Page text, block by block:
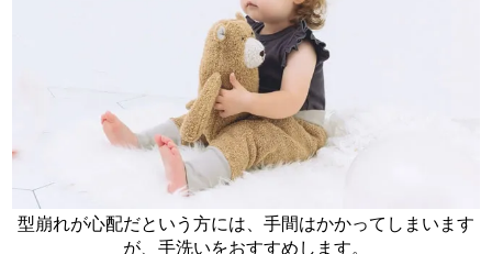
型崩れが心配だという方には、手間はかかってしまいます
が、手洗いをおすすめします。